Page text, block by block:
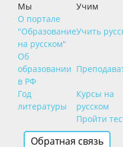
Мы Учим
О портале
"Образование
на русском"
Учить
Об
образовании
в РФ
Год
литературы
Курсы на
русском
Пройти
Обратная связь